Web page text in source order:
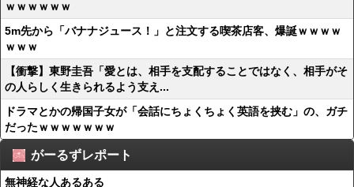
ｗｗｗｗｗｗ
5m先から「バナナジュース！」と注文する喫茶店客、爆誕ｗｗｗｗ
ｗｗｗ
【衝撃】東野圭吾「愛とは、相手を支配することではなく、相手がそ
の人らしく生きられるよう支え...
ドラマとかの帰国子女が「会話にちょくちょく英語を挟む」の、ガチ
だったｗｗｗｗｗｗｗ
がーるずレポート
無神経な人あるある